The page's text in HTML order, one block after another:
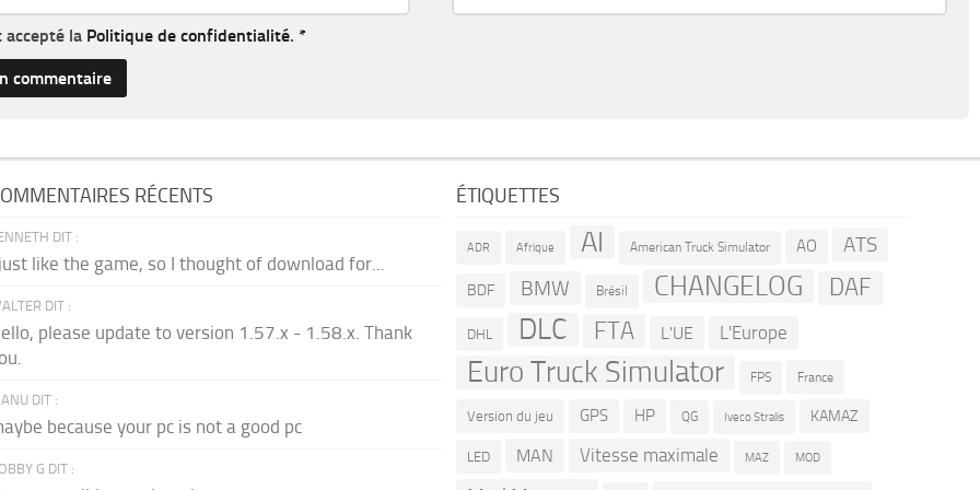
accepté la Politique de confidentialité. *
RÉCENTS
DIT :
like the game, so I thought of download for...
DIT :
please update to version 1.57.x - 1.58.x. Thank
DIT :
because your pc is not a good pc
G DIT :
ÉTIQUETTES
ADR Afrique AI American Truck Simulator AO ATS
BDF BMW Brésil CHANGELOG DAF
DHL DLC FTA L'UE L'Europe
Euro Truck Simulator FPS France
Version du jeu GPS HP QG Iveco Stralis KAMAZ
LED MAN Vitesse maximale MAZ MOD